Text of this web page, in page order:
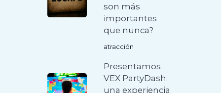
son más
importantes
que nunca?
atracción
Presentamos
VEX PartyDash:
una experiencia